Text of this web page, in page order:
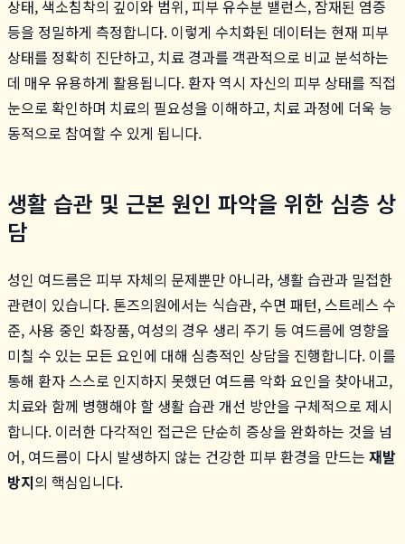
상태, 색소침착의 깊이와 범위, 피부 유수분 밸런스, 잠재된 염증
등을 정밀하게 측정합니다. 이렇게 수치화된 데이터는 현재 피부
상태를 정확히 진단하고, 치료 경과를 객관적으로 비교 분석하는
데 매우 유용하게 활용됩니다. 환자 역시 자신의 피부 상태를 직접
눈으로 확인하며 치료의 필요성을 이해하고, 치료 과정에 더욱 능
동적으로 참여할 수 있게 됩니다.
생활 습관 및 근본 원인 파악을 위한 심층 상
담
성인 여드름은 피부 자체의 문제뿐만 아니라, 생활 습관과 밀접한
관련이 있습니다. 톤즈의원에서는 식습관, 수면 패턴, 스트레스 수
준, 사용 중인 화장품, 여성의 경우 생리 주기 등 여드름에 영향을
미칠 수 있는 모든 요인에 대해 심층적인 상담을 진행합니다. 이를
통해 환자 스스로 인지하지 못했던 여드름 악화 요인을 찾아내고,
치료와 함께 병행해야 할 생활 습관 개선 방안을 구체적으로 제시
합니다. 이러한 다각적인 접근은 단순히 증상을 완화하는 것을 넘
어, 여드름이 다시 발생하지 않는 건강한 피부 환경을 만드는 재발
방지의 핵심입니다.